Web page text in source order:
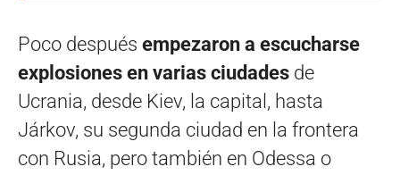
Poco después empezaron a escucharse
explosiones en varias ciudades de
Ucrania, desde Kiev, la capital, hasta
Járkov, su segunda ciudad en la frontera
con Rusia, pero también en Odessa o